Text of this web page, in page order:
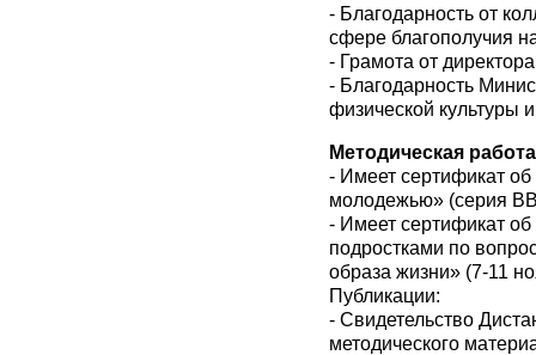
- Благодарность от
сфере благополучия
- Грамота от
- Благодарность
физической культуры
Методическая
- Имеет сертификат
молодежью» (серия
- Имеет сертификат
подростками по
образа жизни» (7-11
Публикации:
- Свидетельство
методического